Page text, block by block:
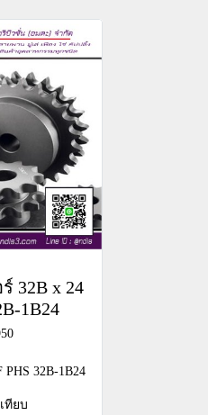
32B x 24
1B24
32B-1B24
ทียบ